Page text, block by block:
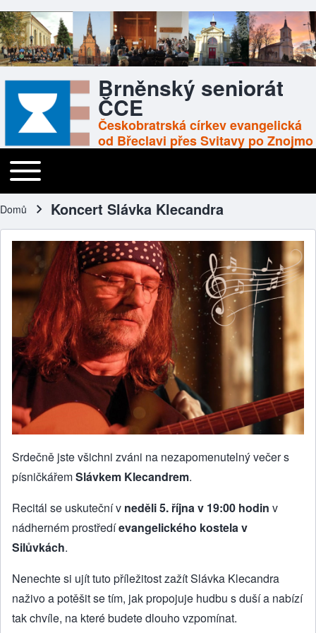
Brněnský seniorát
ČCE
Českobratrská církev evangelická
od Břeclavi přes Svitavy po Znojmo
Main navigation
Toggle main menu
Domů Koncert Slávka Klecandra
Srdečně jste všichni zváni na nezapomenutelný večer s
písničkářemSlávkem Klecandrem.
Recitál se uskuteční v neděli 5. října v 19:00 hodin v
nádherném prostředíevangelického kostela v
Silůvkách.
Nenechte si ujít tuto příležitost zažít Slávka Klecandra
naživo a potěšit se tím, jak propojuje hudbu s duší a nabízí
tak chvíle, na které budete dlouho vzpomínat.